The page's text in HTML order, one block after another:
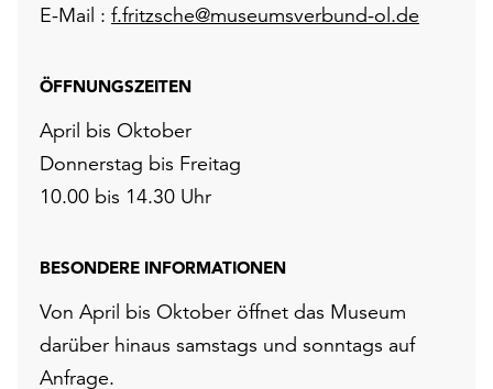
E-Mail : f.fritzsche@museumsverbund-ol.de
ÖFFNUNGSZEITEN
April bis Oktober
Donnerstag bis Freitag
10.00 bis 14.30 Uhr
BESONDERE INFORMATIONEN
Von April bis Oktober öffnet das Museum
darüber hinaus samstags und sonntags auf
Anfrage.